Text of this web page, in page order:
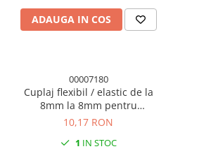
ADAUGA IN COS
00007180
Cuplaj flexibil / elastic de la
8mm la 8mm pentru
imprimanta 3D (8*8*25mm)
10,17 RON
1 IN STOC